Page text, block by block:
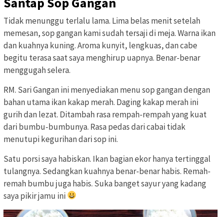
Tidak menunggu terlalu lama. Lima belas menit setelah
memesan, sop gangan kami sudah tersaji di meja. Warna ikan
dan kuahnya kuning. Aroma kunyit, lengkuas, dan cabe
begitu terasa saat saya menghirup uapnya. Benar-benar
menggugah selera.
RM. Sari Gangan ini menyediakan menu sop gangan dengan
bahan utama ikan kakap merah. Daging kakap merah ini
gurih dan lezat. Ditambah rasa rempah-rempah yang kuat
dari bumbu-bumbunya. Rasa pedas dari cabai tidak
menutupi kegurihan dari sop ini.
Satu porsi saya habiskan. Ikan bagian ekor hanya tertinggal
tulangnya. Sedangkan kuahnya benar-benar habis. Remah-
remah bumbu juga habis. Suka banget sayur yang kadang
saya pikir jamu ini